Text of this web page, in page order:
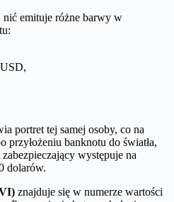
emituje różne barwy w
portret tej samej osoby, co na
przyłożeniu banknotu do światła,
występuje na
dolarów.
znajduje się w numerze wartości